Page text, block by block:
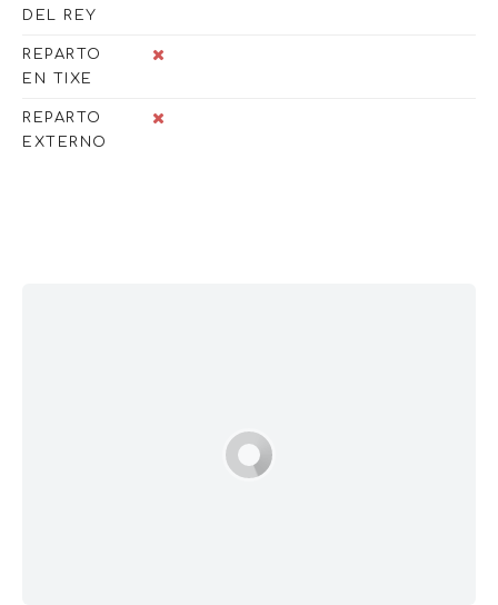
DEL REY
REPARTO
EN TIXE
REPARTO
EXTERNO